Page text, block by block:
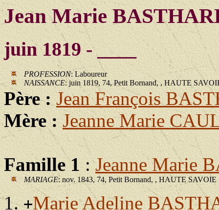
Jean Marie
juin 1819 - ____
PROFESSION: Laboureur
NAISSANCE: juin 1819, 74, Petit Bornand, , HAUTE
Père :Jean François
Mère :Jeanne Marie
Famille 1:Jeanne Marie
MARIAGE: nov. 1843, 74, Petit Bornand, , HAUTE SAVOIE
+Marie Adeline